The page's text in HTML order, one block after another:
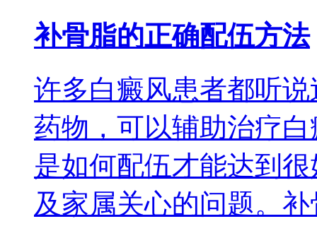
补骨脂的正确配伍方法
许多白癜风患者都听
药物，可以辅助治疗
是如何配伍才能达到
及家属关心的问题。